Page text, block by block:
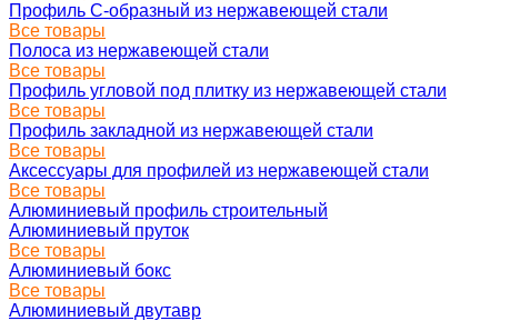
Профиль C-образный из нержавеющей стали
Все товары
Полоса из нержавеющей стали
Все товары
Профиль угловой под плитку из нержавеющей стали
Все товары
Профиль закладной из нержавеющей стали
Все товары
Аксессуары для профилей из нержавеющей стали
Все товары
Алюминиевый профиль строительный
Алюминиевый пруток
Все товары
Алюминиевый бокс
Все товары
Алюминиевый двутавр